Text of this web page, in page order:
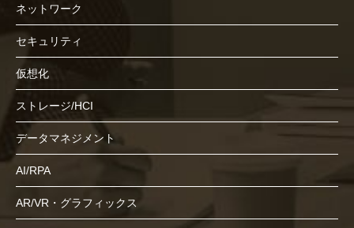
ネットワーク
セキュリティ
仮想化
ストレージ/HCI
データマネジメント
AI/RPA
AR/VR・グラフィックス